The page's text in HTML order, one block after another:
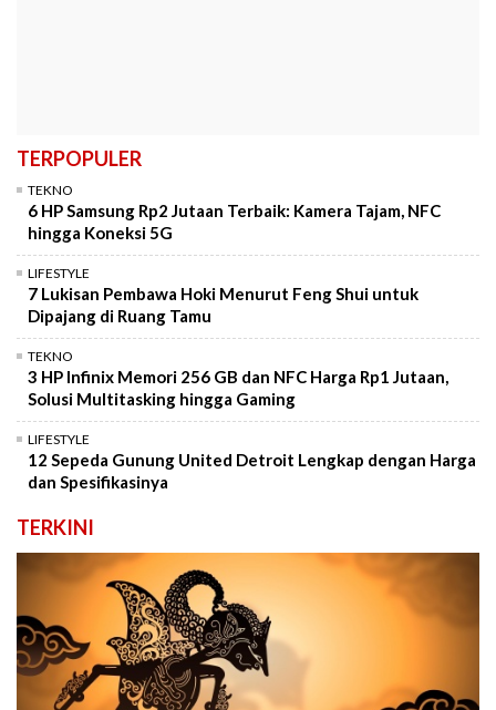
TERPOPULER
TEKNO
6 HP Samsung Rp2 Jutaan Terbaik: Kamera Tajam, NFC
hingga Koneksi 5G
LIFESTYLE
7 Lukisan Pembawa Hoki Menurut Feng Shui untuk
Dipajang di Ruang Tamu
TEKNO
3 HP Infinix Memori 256 GB dan NFC Harga Rp1 Jutaan,
Solusi Multitasking hingga Gaming
LIFESTYLE
12 Sepeda Gunung United Detroit Lengkap dengan Harga
dan Spesifikasinya
TERKINI